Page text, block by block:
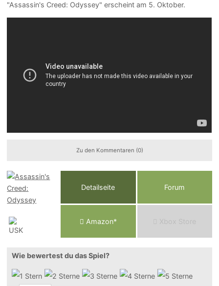
"Assassin's Creed: Odyssey" erscheint am 5. Oktober.
Zu den Kommentaren (0)
Detailseite Forum
Amazon* Xbox Store
Wie bewertest du das Spiel?